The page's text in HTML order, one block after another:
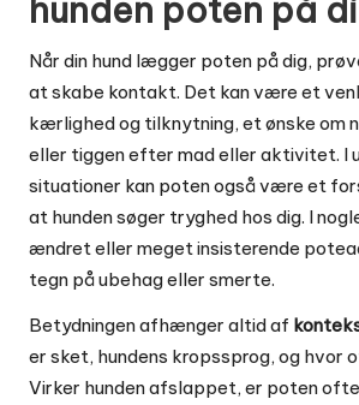
hunden poten på
Når din hund lægger poten på dig,
at skabe kontakt. Det kan være et
kærlighed og tilknytning, et ønske om
eller tiggen efter mad eller aktivitet. I
situationer kan poten også være et
at hunden søger tryghed hos dig. I
ændret eller meget insisterende
tegn på ubehag eller smerte.
Betydningen afhænger altid af
er sket, hundens kropssprog, og hvor
Virker hunden afslappet, er poten